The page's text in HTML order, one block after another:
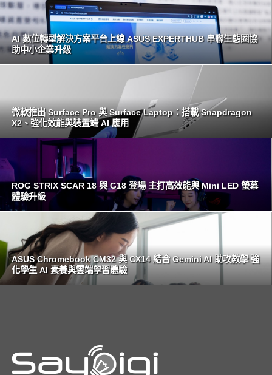
AI 數位轉型解決方案平台上線 ASUS EXPERTHUB 串聯生態圈協
助中小企業升級
微軟推出 Surface Pro 與 Surface Laptop：搭載 Snapdragon
X2、強化效能與裝置端 AI 應用
ROG STRIX SCAR 18 與 G18 登場 主打高效能與 Mini LED 螢幕
體驗升級
ASUS Chromebook CM32 與 CX14 結合 Gemini AI 助攻教學 強
化學生 AI 素養與雲端學習體驗